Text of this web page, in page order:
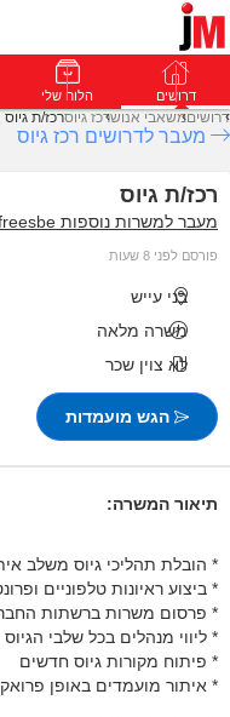
דרושים פרופילים דרושים הלוח שלי
דרושיםמשאבי אנושרכז גיוסרכז/ת גיוס
מעבר לדרושים רכז גיוס
רכז/ת גיוס
מעבר למשרות נוספות freesbe
פורסם לפני 8 שעות
בני עייש
משרה מלאה
לא צוין שכר
הגש מועמדות
תיאור המשרה:
* הובלת תהליכי גיוס משלב
* ביצוע ראיונות טלפוניים
* פרסום משרות ברשתות
* ליווי מנהלים בכל שלבי הגיוס
* פיתוח מקורות גיוס חדשים
* איתור מועמדים באופן